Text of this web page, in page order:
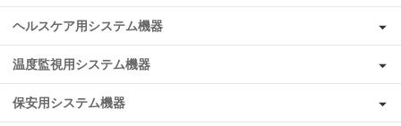
ヘルスケア用システム機器
温度監視用システム機器
保安用システム機器